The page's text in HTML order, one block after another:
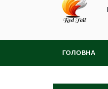
ГОЛОВНА